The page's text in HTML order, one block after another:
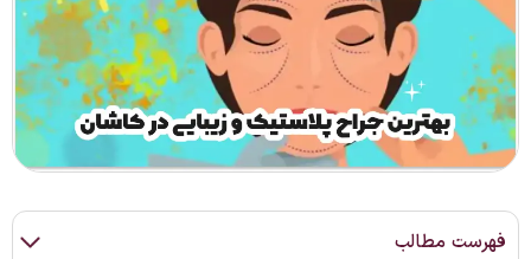
فهرست مطالب